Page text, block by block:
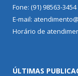
Fone: (91) 98563-3454
E-mail:
Horário de
ÚLTIMAS